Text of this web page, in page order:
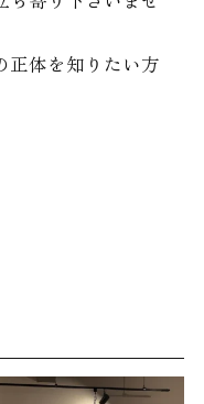
体を知りたい方